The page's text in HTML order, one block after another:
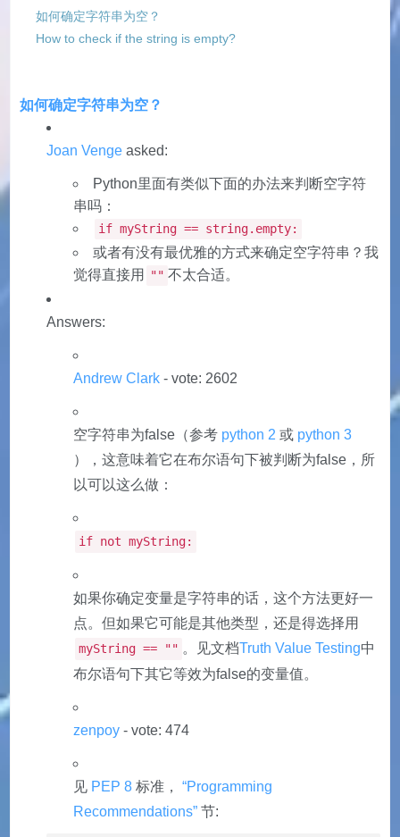
如何确定字符串为空？
How to check if the string is empty?
如何确定字符串为空？
Joan Venge asked:
Python里面有类似下面的办法来判断空字符
串吗：
if myString == string.empty:
或者有没有最优雅的方式来确定空字符串？我
觉得直接用
"" 不太合适。
Answers:
Andrew Clark - vote: 2602
空字符串为false（参考 python 2 或 python 3
），这意味着它在布尔语句下被判断为false，所
以可以这么做：
if not myString:
如果你确定变量是字符串的话，这个方法更好一
点。但如果它可能是其他类型，还是得选择用
myString == "" 。见文档Truth Value Testing中
布尔语句下其它等效为false的变量值。
zenpoy - vote: 474
见 PEP 8标准，“Programming
Recommendations”节: